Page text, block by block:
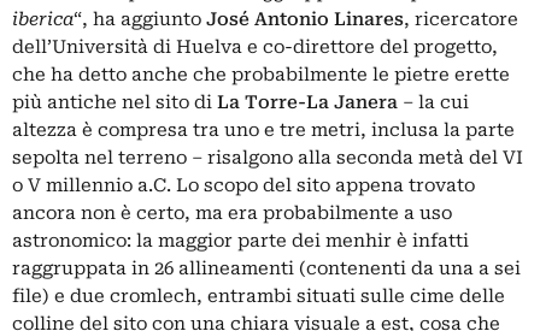
iberica“, ha aggiunto José Antonio Linares, ricercatore
dell’Università di Huelva e co-direttore del progetto,
che ha detto anche che probabilmente le pietre erette
più antiche nel sito di La Torre-La Janera – la cui
altezza è compresa tra uno e tre metri, inclusa la parte
sepolta nel terreno – risalgono alla seconda metà del VI
o V millennio a.C. Lo scopo del sito appena trovato
ancora non è certo, ma era probabilmente a uso
astronomico: la maggior parte dei menhir è infatti
raggruppata in 26 allineamenti (contenenti da una a sei
file) e due cromlech, entrambi situati sulle cime delle
colline del sito con una chiara visuale a est, cosa che